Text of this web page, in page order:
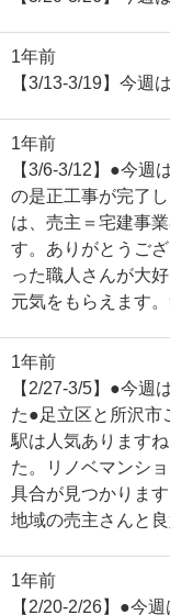
1年前
【3/13-3/19】今週
1年前
【3/6-3/12】●今週
の是正工事が完了
は、売主＝宅建事
す。ありがとうご
った職人さんが大
元気をもらえます。
1年前
【2/27-3/5】●今週
た●足立区と所沢市
駅は人気あります
た。リノベマンシ
具合が見つかりま
地域の売主さんと
1年前
【2/20-2/26】●今